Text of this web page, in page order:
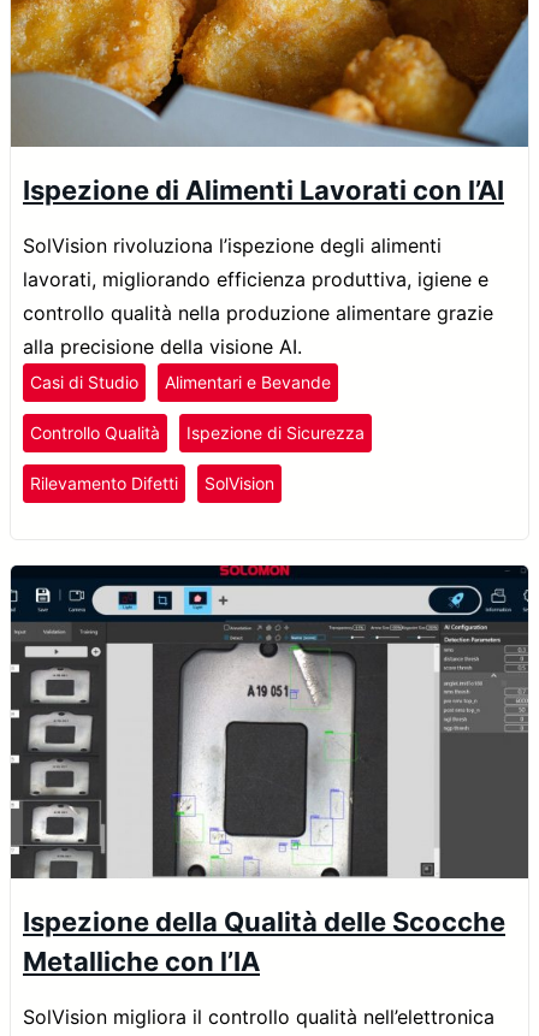
Ispezione di Alimenti Lavorati con l’AI
SolVision rivoluziona l’ispezione degli alimenti
lavorati, migliorando efficienza produttiva, igiene e
controllo qualità nella produzione alimentare grazie
alla precisione della visione AI.
Casi di Studio Alimentari e Bevande
Controllo Qualità Ispezione di Sicurezza
Rilevamento Difetti SolVision
Ispezione della Qualità delle Scocche
Metalliche con l’IA
SolVision migliora il controllo qualità nell’elettronica